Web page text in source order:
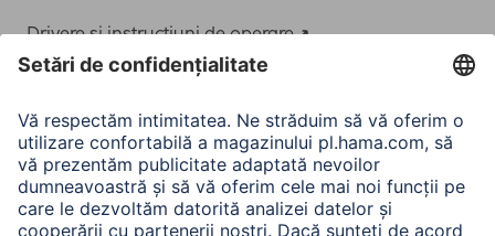
Drivere și instrucțiuni de operare
A.N.P.C.
A.N.P.C. SAL